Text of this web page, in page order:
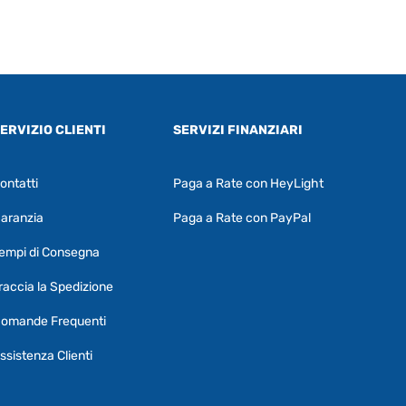
CLIENTI
di Consegna
la Spedizione
Frequenti
Clienti
SERVIZI FINANZIARI
Paga a Rate con HeyLight
Paga a Rate con PayPal
RF Assist
Puoi chiedermi informazioni generali o
specifiche su certi prodotti.
prodotto